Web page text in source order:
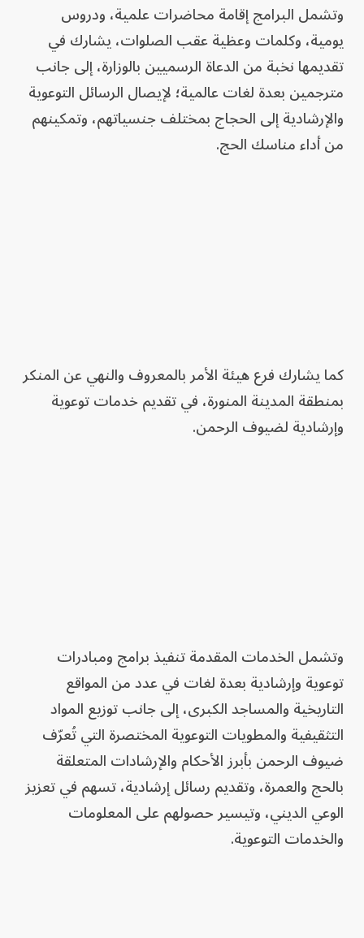
وتشمل البرامج إقامة محاضرات علمية، ودروس
يومية، وكلمات وعظية عقب الصلوات، يشارك في
تقديمها نخبة من الدعاة الرسميين بالوزارة، إلى جانب
مترجمين بعدة لغات عالمية؛ لإيصال الرسائل التوعوية
والإرشادية إلى الحجاج بمختلف جنسياتهم، وتمكينهم
من أداء مناسك الحج.
كما يشارك فرع هيئة الأمر بالمعروف والنهي عن المنكر
بمنطقة المدينة المنورة، في تقديم خدمات توعوية
وإرشادية لضيوف الرحمن.
وتشمل الخدمات المقدمة تنفيذ برامج ومبادرات
توعوية وإرشادية بعدة لغات في عدد من المواقع
التاريخية والمساجد الكبرى، إلى جانب توزيع المواد
التثقيفية والمطويات التوعوية المختصرة التي تُعرّف
ضيوف الرحمن بأبرز الأحكام والإرشادات المتعلقة
بالحج والعمرة، وتقديم رسائل إرشادية، تسهم في تعزيز
الوعي الديني، وتيسير حصولهم على المعلومات
والخدمات التوعوية.